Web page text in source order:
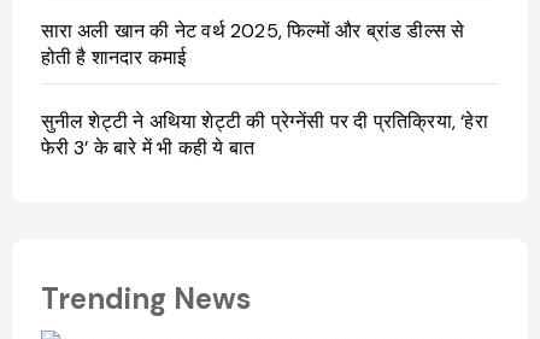
सारा अली खान की नेट वर्थ 2025, फिल्मों और ब्रांड डील्स से
होती है शानदार कमाई
सुनील शेट्टी ने अथिया शेट्टी की प्रेग्नेंसी पर दी प्रतिक्रिया, ‘हेरा
फेरी 3’ के बारे में भी कही ये बात
Trending News